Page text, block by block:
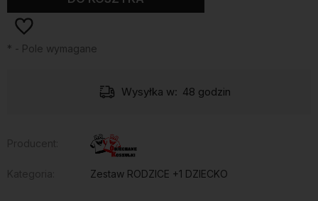
* - Pole wymagane
Wysyłka w: 48 godzin
Zestaw RODZICE +1 DZIECKO